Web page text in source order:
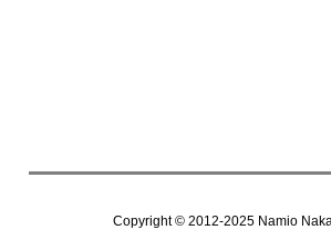
Copyright © 2012-2025 Namio